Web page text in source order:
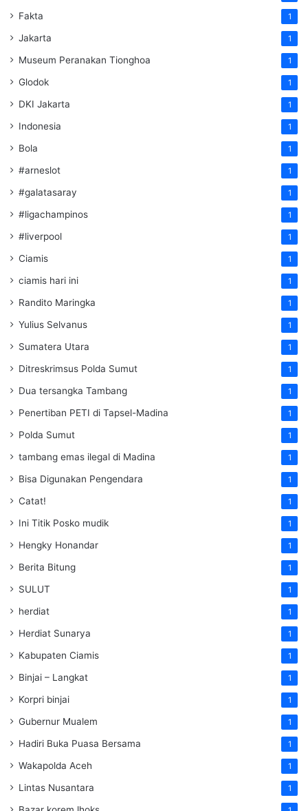
Fakta 1
Jakarta 1
Museum Peranakan Tionghoa 1
Glodok 1
DKI Jakarta 1
Indonesia 1
Bola 1
#arneslot 1
#galatasaray 1
#ligachampinos 1
#liverpool 1
Ciamis 1
ciamis hari ini 1
Randito Maringka 1
Yulius Selvanus 1
Sumatera Utara 1
Ditreskrimsus Polda Sumut 1
Dua tersangka Tambang 1
Penertiban PETI di Tapsel-Madina 1
Polda Sumut 1
tambang emas ilegal di Madina 1
Bisa Digunakan Pengendara 1
Catat! 1
Ini Titik Posko mudik 1
Hengky Honandar 1
Berita Bitung 1
SULUT 1
herdiat 1
Herdiat Sunarya 1
Kabupaten Ciamis 1
Binjai – Langkat 1
Korpri binjai 1
Gubernur Mualem 1
Hadiri Buka Puasa Bersama 1
Wakapolda Aceh 1
Lintas Nusantara 1